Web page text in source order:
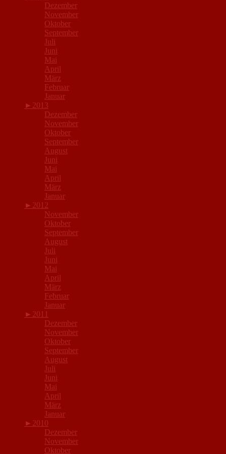
Dezember
November
Oktober
September
Juli
Juni
Mai
April
März
Februar
Januar
► 2013
Dezember
November
Oktober
September
August
Juni
Mai
April
März
Januar
► 2012
November
Oktober
September
August
Juli
Juni
Mai
April
März
Februar
Januar
► 2011
Dezember
November
Oktober
September
August
Juli
Juni
Mai
April
März
Januar
► 2010
Dezember
November
Oktober